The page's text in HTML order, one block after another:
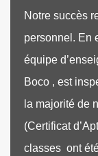
Notre succès
personnel. En
équipe
Boco , est
la majorité de
(Certificat
classes ont